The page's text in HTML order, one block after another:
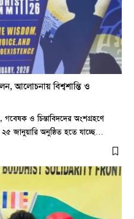
আলোচনায় বিশ্বশান্তি ও
গবেষক ও চিন্তাবিদদের অংশগ্রহণে
জানুয়ারি অনুষ্ঠিত হতে যাচ্ছে…